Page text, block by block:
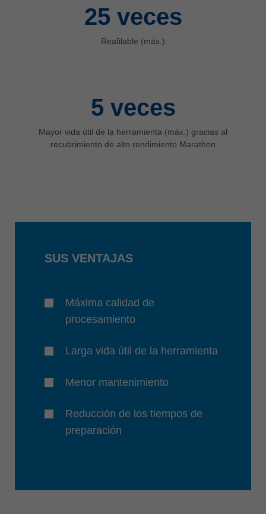
25 veces
Reafilable (máx.)
5 veces
Mayor vida útil de la herramienta (máx.) gracias al
recubrimiento de alto rendimiento Marathon
SUS VENTAJAS
Máxima calidad de
procesamiento
Larga vida útil de la herramienta
Menor mantenimiento
Reducción de los tiempos de
preparación